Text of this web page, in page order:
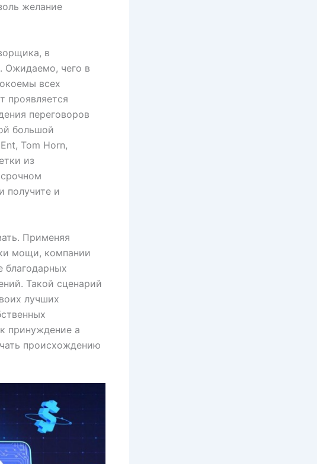
желание
в
Ожидаемо, чего в
всех
проявляется
переговоров
большой
Tom Horn,
из
получите и
Применяя
мощи, компании
благодарных
Такой сценарий
лучших
принуждение а
происхождению